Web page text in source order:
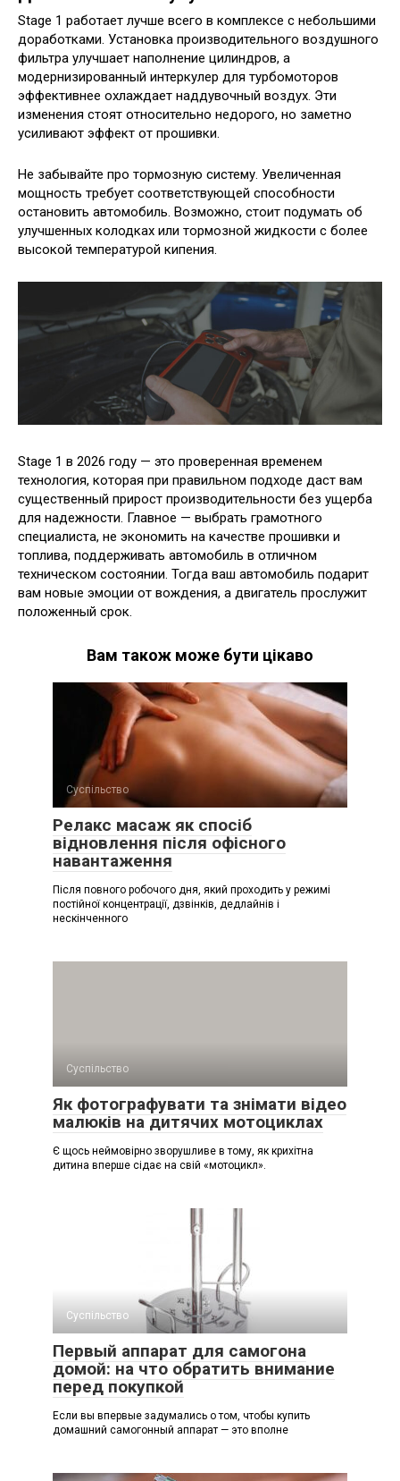
Stage 1 работает лучше всего в комплексе с небольшими
доработками. Установка производительного воздушного
фильтра улучшает наполнение цилиндров, а
модернизированный интеркулер для турбомоторов
эффективнее охлаждает наддувочный воздух. Эти
изменения стоят относительно недорого, но заметно
усиливают эффект от прошивки.
Не забывайте про тормозную систему. Увеличенная
мощность требует соответствующей способности
остановить автомобиль. Возможно, стоит подумать об
улучшенных колодках или тормозной жидкости с более
высокой температурой кипения.
Stage 1 в 2026 году — это проверенная временем
технология, которая при правильном подходе даст вам
существенный прирост производительности без ущерба
для надежности. Главное — выбрать грамотного
специалиста, не экономить на качестве прошивки и
топлива, поддерживать автомобиль в отличном
техническом состоянии. Тогда ваш автомобиль подарит
вам новые эмоции от вождения, а двигатель прослужит
положенный срок.
Вам також може бути цікаво
Суспільство
Релакс масаж як спосіб
відновлення після офісного
навантаження
Після повного робочого дня, який проходить у режимі
постійної концентрації, дзвінків, дедлайнів і
нескінченного
Суспільство
Як фотографувати та знімати відео
малюків на дитячих мотоциклах
Є щось неймовірно зворушливе в тому, як крихітна
дитина вперше сідає на свій «мотоцикл».
Суспільство
Первый аппарат для самогона
домой: на что обратить внимание
перед покупкой
Если вы впервые задумались о том, чтобы купить
домашний самогонный аппарат — это вполне